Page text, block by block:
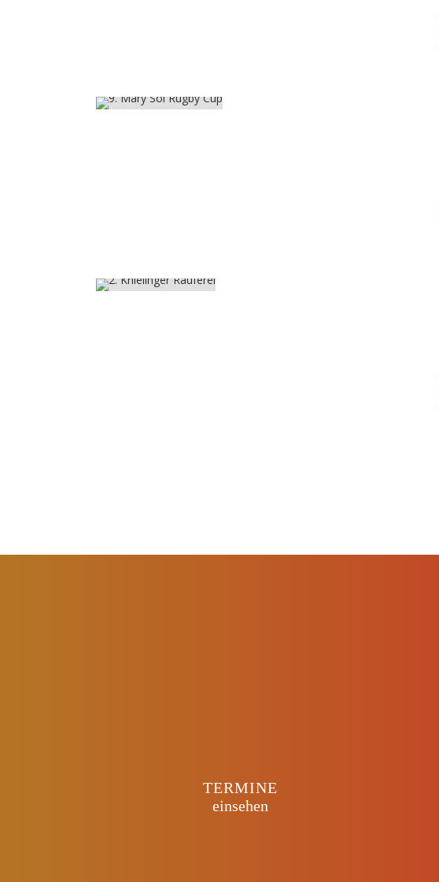
TERMINE
einsehen